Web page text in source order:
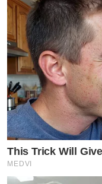
This Trick Will
MEDVI